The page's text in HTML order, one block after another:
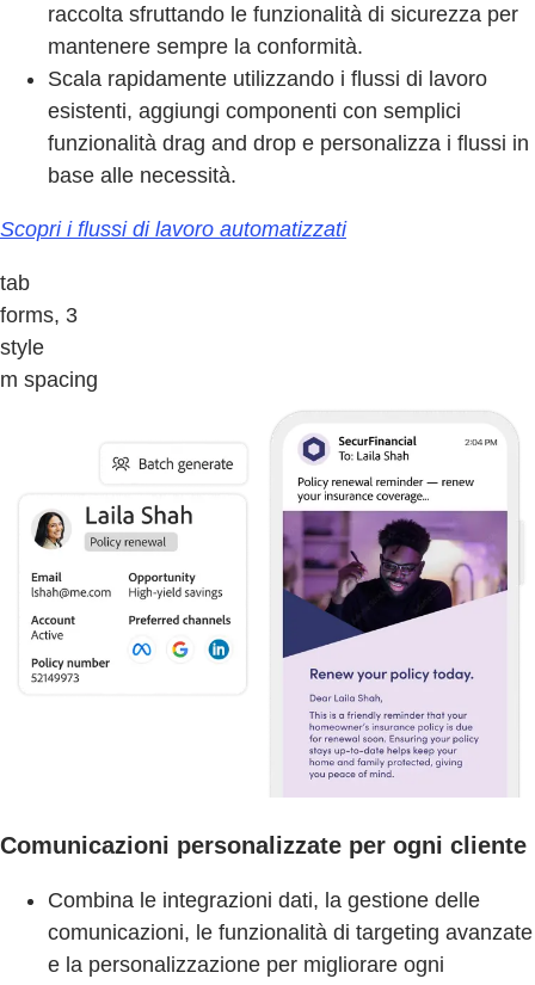
raccolta sfruttando le funzionalità di sicurezza per
mantenere sempre la conformità.
Scala rapidamente utilizzando i flussi di lavoro
esistenti, aggiungi componenti con semplici
funzionalità drag and drop e personalizza i flussi in
base alle necessità.
Scopri i flussi di lavoro automatizzati
tab
forms, 3
style
m spacing
Comunicazioni personalizzate per ogni cliente
Combina le integrazioni dati, la gestione delle
comunicazioni, le funzionalità di targeting avanzate
e la personalizzazione per migliorare ogni